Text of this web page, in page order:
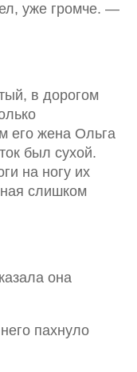
уже громче. —
в дорогом
его жена Ольга
был сухой.
на ногу их
слишком
она
пахнуло